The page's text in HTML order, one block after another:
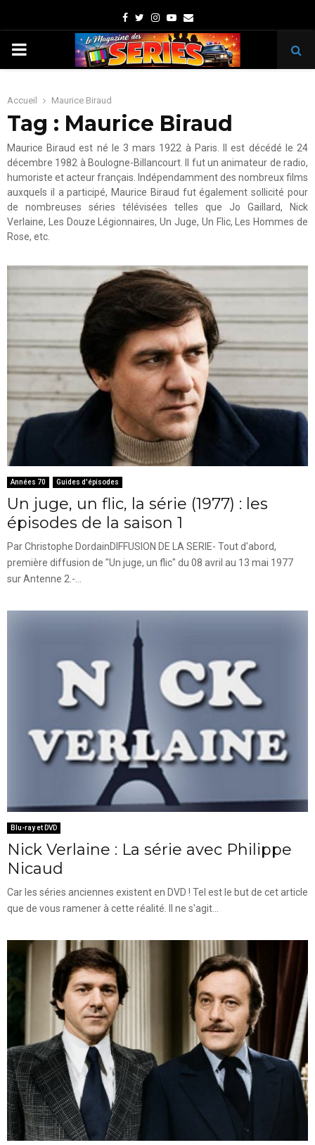
Facebook
TwitterInstagram
Youtube
Email
PRIMARY
Accueil Maurice Biraud
Tag : Maurice Biraud
Maurice Biraud est né le 3 mars 1922 à Paris. Il est décédé le 24
décembre 1982 à Boulogne-Billancourt. Il fut un animateur de radio,
humoriste et acteur français. Indépendamment des nombreux films
auxquels il a participé, Maurice Biraud fut également sollicité pour
de nombreuses séries télévisées telles que Jo Gaillard, Nick
Verlaine, Les Douze Légionnaires, Un Juge, Un Flic, Les Hommes de
Rose, etc.
Années 70 Guides d'épisodes
Un juge, un flic, la série (1977) : les
épisodes de la saison 1
Par Christophe DordainDIFFUSION DE LA SERIE- Tout d'abord,
première diffusion de "Un juge, un flic" du 08 avril au 13 mai 1977
sur Antenne 2.-...
Blu-ray et DVD
Nick Verlaine : La série avec Philippe
Nicaud
Car les séries anciennes existent en DVD ! Tel est le but de cet article
que de vous ramener à cette réalité. Il ne s'agit...